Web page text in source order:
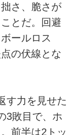
さ、脆さが
とだ。回避
ールロス
の伏線とな
す力を見せた
3敗目で、ホ
前半は2トッ